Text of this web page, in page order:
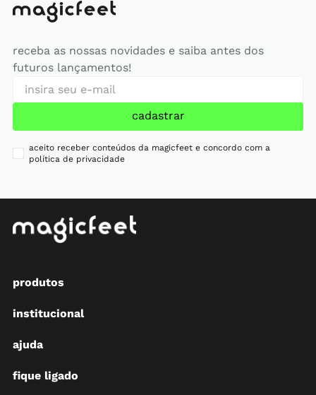
receba as nossas novidades e saiba antes dos
futuros lançamentos!
cadastrar
aceito receber conteúdos da magicfeet e concordo com a
política de privacidade
produtos
institucional
ajuda
fique ligado